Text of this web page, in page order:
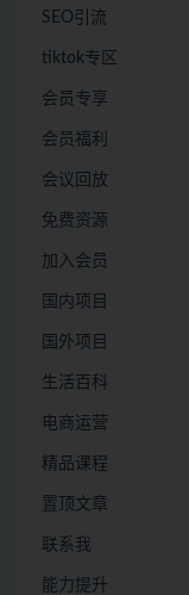
SEO引流
tiktok专区
会员专享
会员福利
会议回放
免费资源
加入会员
国内项目
国外项目
生活百科
电商运营
精品课程
置顶文章
联系我
能力提升